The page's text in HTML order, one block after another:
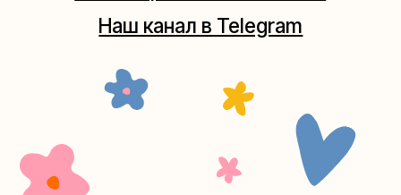
Москва, ул.Таганская, дом 25-27
(как пройти)
Мастерская на Таганке
+7 (980) 156-03-13